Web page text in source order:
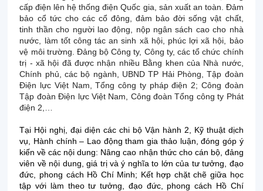
cấp điện lên hệ thống điện Quốc gia, sản xuất an toàn. Đảm
bảo cổ tức cho các cổ đông, đảm bảo đời sống vật chất,
tinh thần cho người lao động, nộp ngân sách cao cho nhà
nước, làm tốt công tác an sinh xã hội, phúc lợi xã hội, bảo
vệ môi trường. Đảng bộ Công ty, Công ty, các tổ chức chính
trị - xã hội đã được nhận nhiều Bằng khen của Nhà nước,
Chính phủ, các bộ ngành, UBND TP Hải Phòng, Tập đoàn
Điện lực Việt Nam, Tổng công ty pháp điện 2; Công đoàn
Tập đoàn Điện lực Việt Nam, Công đoàn Tổng công ty Phát
điện 2,…
Tại Hội nghị, đại diện các chi bộ Vận hành 2, Kỹ thuật dịch
vụ, Hành chính – Lao động tham gia thảo luận, đóng góp ý
kiến về các nội dung: Nâng cao nhận thức cho cán bộ, đảng
viên về nội dung, giá trị và ý nghĩa to lớn của tư tưởng, đạo
đức, phong cách Hồ Chí Minh; Kết hợp chặt chẽ giữa học
tập với làm theo tư tưởng, đạo đức, phong cách Hồ Chí